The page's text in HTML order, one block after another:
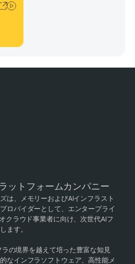
ットフォームカンパニー
は、メモリーおよびAIインフラスト
ロバイダーとして、エンタープライ
クラウド事業者に向け、次世代AIフ
ます。
の境界を越えて培った豊富な知見
なインフラソフトウェア、高性能メ